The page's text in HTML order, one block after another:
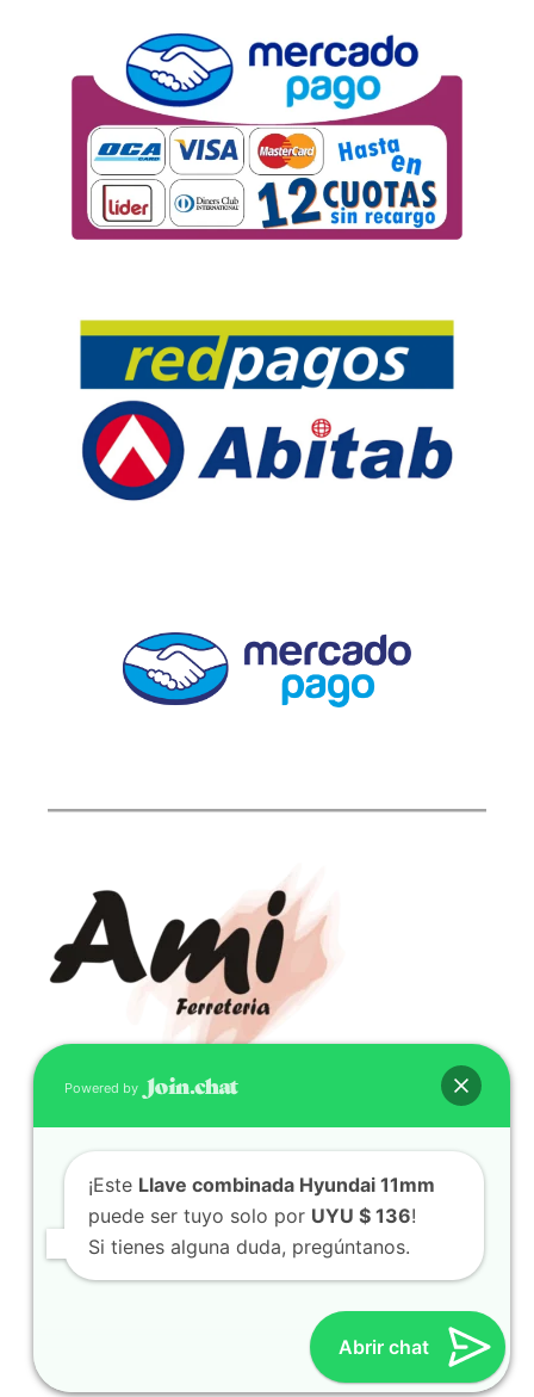
CONTACTO
(598) 099 466 212
correo@ferreami.com.uy
099 466 212
Facebook
Instagram
© 2021 – Ferretería AMI – Canelones, Uruguay | Creado
Viajar, Sudamérica en Auto
Powered by
¡Este Llave combinada Hyundai 11mm
puede ser tuyo solo por UYU $ 136!
Si tienes alguna duda, pregúntanos.
Abrir chat